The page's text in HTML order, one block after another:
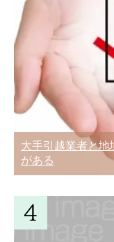
引
5つ
旧
6
期
大手引越業者と地
がある